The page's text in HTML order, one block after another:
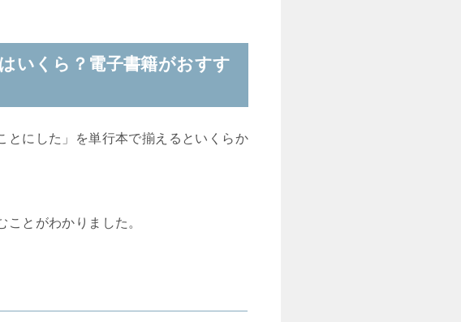
いくら？電子書籍がおすす
とにした」を単行本で揃えるといくらか
とがわかりました。